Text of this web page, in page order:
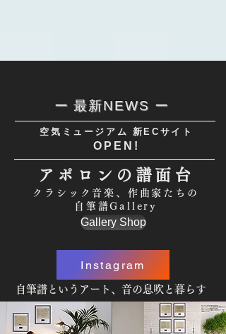
ー 最新NEWS ー
空気ミュージアム 新ECサイト
OPEN!
アポロンの譜面台
クラシック音楽、作曲家たちの
自筆譜Gallery
Gallery Shop
Instagram
自筆譜というアート、音の息吹と暮らす